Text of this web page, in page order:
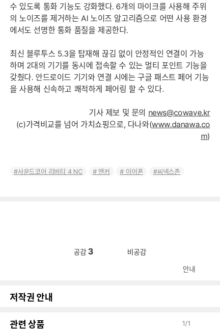
수 있도록 통화 기능도 강화했다. 6개의 마이크를 사용해 주위
의 노이즈를 제거하는 AI 노이즈 알고리즘으로 어떤 사용 환경
에서도 선명한 통화 품질을 제공한다.
최신 블루투스 5.3을 탑재해 끊김 없이 안정적인 연결이 가능
하며 2대의 기기를 동시에 접속할 수 있는 멀티 포인트 기능을
갖췄다. 안드로이드 기기와 연결 시에는 구글 패스트 페어 기능
을 사용해 신속하고 쾌적하게 페어링 할 수 있다.
기사 제보 및 문의 news@cowave.kr
(c)가격비교를 넘어 가치쇼핑으로, 다나와(www.danawa.co
m)
사운드코어 리버티 4 NC 앤커 이어폰 씨넥스존
공감 3 비공감
안내
저작권 안내
관련 상품 1/1